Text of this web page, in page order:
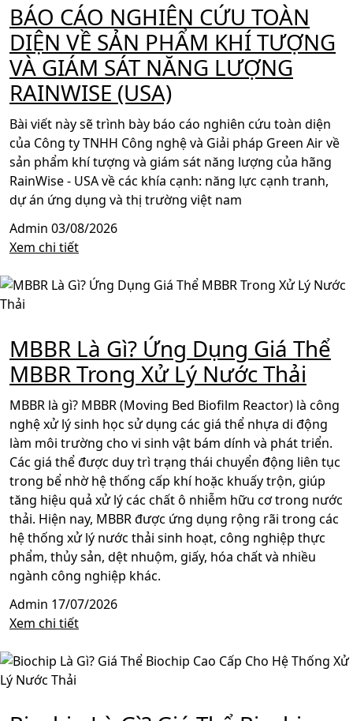
BÁO CÁO NGHIÊN CỨU TOÀN
DIỆN VỀ SẢN PHẨM KHÍ TƯỢNG
VÀ GIÁM SÁT NĂNG LƯỢNG
RAINWISE (USA)
Bài viết này sẽ trình bày báo cáo nghiên cứu toàn diện
của Công ty TNHH Công nghệ và Giải pháp Green Air về
sản phẩm khí tượng và giám sát năng lượng của hãng
RainWise - USA về các khía cạnh: năng lực cạnh tranh,
dự án ứng dụng và thị trường việt nam
Admin 03/08/2026
Xem chi tiết
MBBR Là Gì? Ứng Dụng Giá Thể
MBBR Trong Xử Lý Nước Thải
MBBR là gì? MBBR (Moving Bed Biofilm Reactor) là công
nghệ xử lý sinh học sử dụng các giá thể nhựa di động
làm môi trường cho vi sinh vật bám dính và phát triển.
Các giá thể được duy trì trạng thái chuyển động liên tục
trong bể nhờ hệ thống cấp khí hoặc khuấy trộn, giúp
tăng hiệu quả xử lý các chất ô nhiễm hữu cơ trong nước
thải. Hiện nay, MBBR được ứng dụng rộng rãi trong các
hệ thống xử lý nước thải sinh hoạt, công nghiệp thực
phẩm, thủy sản, dệt nhuộm, giấy, hóa chất và nhiều
ngành công nghiệp khác.
Admin 17/07/2026
Xem chi tiết